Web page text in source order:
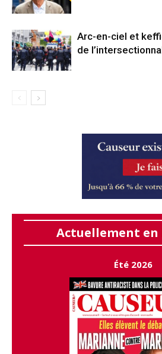
Arc-en-ciel et
de
Actuellement en
Été 2026